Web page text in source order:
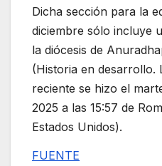
Dicha sección para la
diciembre sólo incluye
la diócesis de
(Historia en desarrollo.
reciente se hizo el
2025 a las 15:57 de
Estados Unidos).
FUENTE